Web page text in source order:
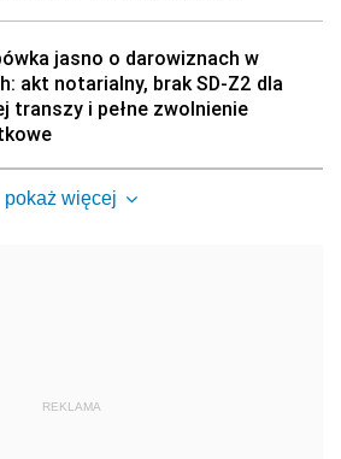
jasno o darowiznach w
akt notarialny, brak SD-Z2 dla
transzy i pełne zwolnienie
pokaż więcej
REKLAMA